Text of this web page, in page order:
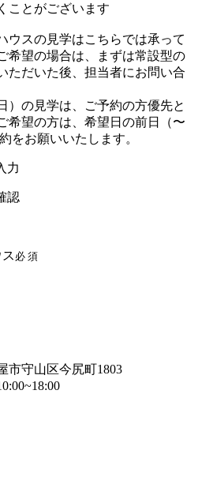
ことがございます
ウスの見学はこちらでは承って
希望の場合は、まずは常設型の
ただいた後、担当者にお問い合
）の見学は、ご予約の方優先と
希望の方は、希望日の前日（〜
をお願いいたします。
力
認
必 須
市守山区今尻町1803